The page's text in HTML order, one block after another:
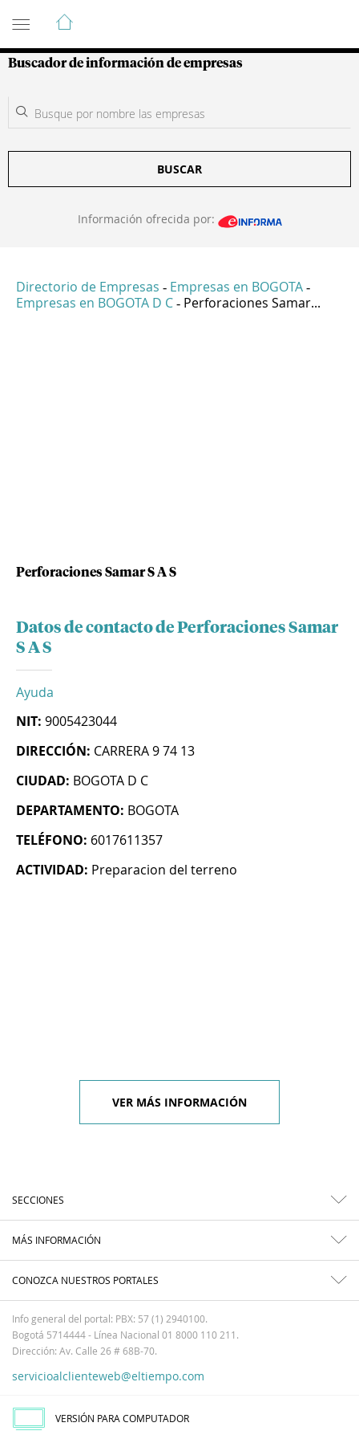
Guía de Empresas Colombianas
Buscador de información de empresas
BUSCAR
Información ofrecida por:
Directorio de Empresas - Empresas en BOGOTA -
Empresas en BOGOTA D C - Perforaciones Samar...
Perforaciones Samar S A S
Datos de contacto de Perforaciones Samar
S A S
Ayuda
NIT: 9005423044
DIRECCIÓN: CARRERA 9 74 13
CIUDAD: BOGOTA D C
DEPARTAMENTO: BOGOTA
TELÉFONO: 6017611357
ACTIVIDAD: Preparacion del terreno
VER MÁS INFORMACIÓN
SECCIONES
MÁS INFORMACIÓN
CONOZCA NUESTROS PORTALES
Info general del portal: PBX: 57 (1) 2940100.
Bogotá 5714444 - Línea Nacional 01 8000 110 211.
Dirección: Av. Calle 26 # 68B-70.
servicioalclienteweb@eltiempo.com
VERSIÓN PARA COMPUTADOR